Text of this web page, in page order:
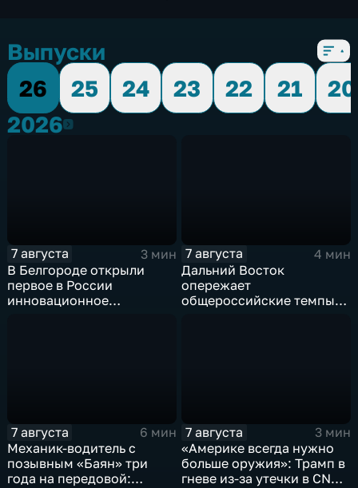
Выпуски
26
25 24 23 22 21
20
20262026
7 августа
3 мин
В Белгороде открыли
первое в России
инновационное
7 августа
4 мин
Дальний Восток
опережает
общероссийские темпы
7 августа
6 мин
Механик-водитель с
позывным «Баян» три
года на передовой:
7 августа
3 мин
«Америке всегда нужно
больше оружия»: Трамп в
гневе из-за утечки в CNN